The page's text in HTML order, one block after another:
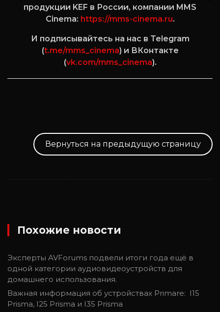
продукции KEF в России, компании MMS
Cinema: https://mms-cinema.ru.
И подписывайтесь на нас в Telegram
(t.me/mms_cinema) и ВКонтакте
(vk.com/mms_cinema).
Вернуться на предыдущую страницу
Похожие новости
Эксперты AVForums подвели итоги года ещё в
одной категории аудиовидеоустройств для
домашнего использования.
Важная информация об устройствах Primare: I15
Prisma, I25 Prisma и I35 Prisma